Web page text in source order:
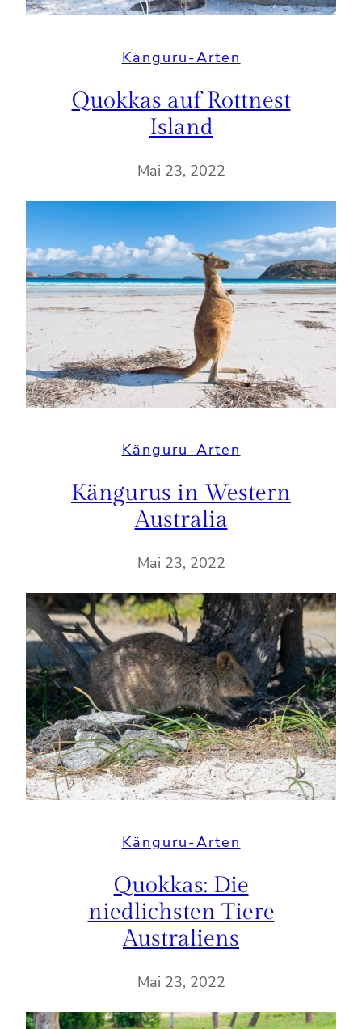
Känguru-Arten
Quokkas auf Rottnest
Island
Mai 23, 2022
Känguru-Arten
Kängurus in Western
Australia
Mai 23, 2022
Känguru-Arten
Quokkas: Die
niedlichsten Tiere
Australiens
Mai 23, 2022